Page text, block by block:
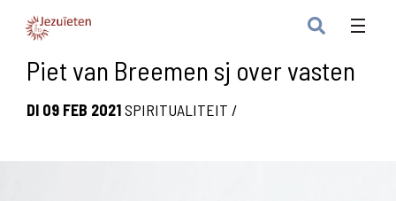
Piet van Breemen sj over vasten
DI 09 FEB 2021SPIRITUALITEIT /